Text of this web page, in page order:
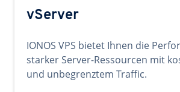
vServer
IONOS VPS bietet Ihnen die
starker Server-Ressourcen mit
und unbegrenztem Traffic.